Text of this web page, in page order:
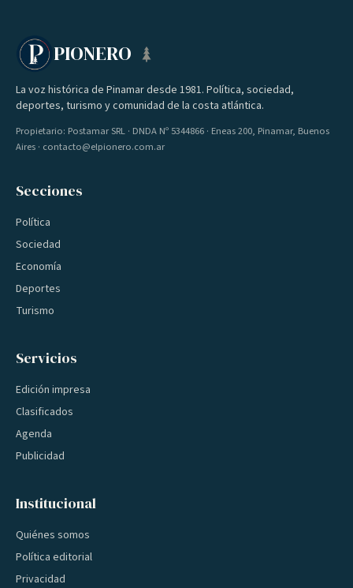
PIONERO
La voz histórica de Pinamar desde 1981. Política, sociedad,
deportes, turismo y comunidad de la costa atlántica.
Propietario: Postamar SRL · DNDA Nº 5344866 · Eneas 200, Pinamar, Buenos
Aires · contacto@elpionero.com.ar
Secciones
Política
Sociedad
Economía
Deportes
Turismo
Servicios
Edición impresa
Clasificados
Agenda
Publicidad
Institucional
Quiénes somos
Política editorial
Privacidad